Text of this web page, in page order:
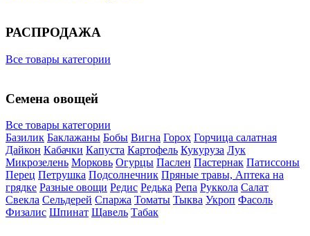
РАСПРОДАЖА
Все товары категории
Семена овощей
Все товары категории
Базилик Баклажаны Бобы Вигна Горох Горчица салатная
Дайкон Кабачки Капуста Картофель Кукуруза Лук
Микрозелень Морковь Огурцы Паслен Пастернак Патиссоны
Перец Петрушка Подсолнечник Пряные травы, Аптека на
грядке Разные овощи Редис Редька Репа Руккола Салат
Свекла Сельдерей Спаржа Томаты Тыква Укроп Фасоль
Физалис Шпинат Щавель Табак